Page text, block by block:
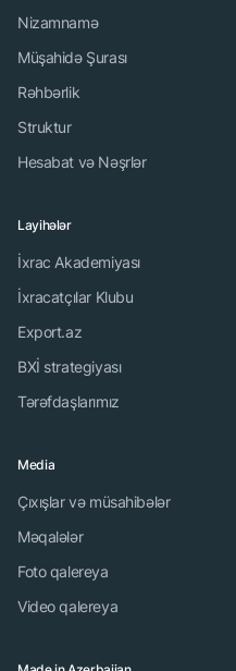
Nizamnamə
Müşahidə Şurası
Rəhbərlik
Struktur
Hesabat və Nəşrlər
Layihələr
İxrac Akademiyası
İxracatçılar Klubu
Export.az
BXİ strategiyası
Tərəfdaşlarımız
Media
Çıxışlar və müsahibələr
Məqalələr
Foto qalereya
Video qalereya